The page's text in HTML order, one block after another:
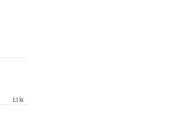
回复